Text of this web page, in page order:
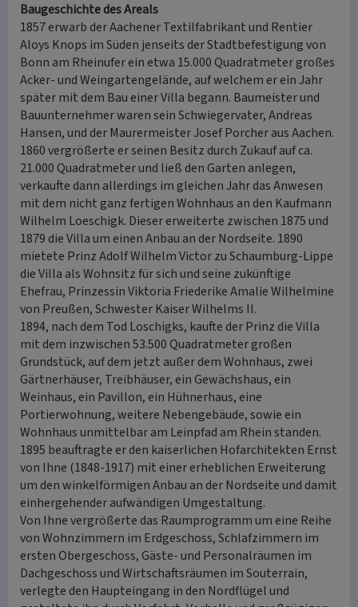
Baugeschichte des Areals
1857 erwarb der Aachener Textilfabrikant und Rentier
Aloys Knops im Süden jenseits der Stadtbefestigung von
Bonn am Rheinufer ein etwa 15.000 Quadratmeter großes
Acker- und Weingartengelände, auf welchem er ein Jahr
später mit dem Bau einer Villa begann. Baumeister und
Bauunternehmer waren sein Schwiegervater, Andreas
Hansen, und der Maurermeister Josef Porcher aus Aachen.
1860 vergrößerte er seinen Besitz durch Zukauf auf ca.
21.000 Quadratmeter und ließ den Garten anlegen,
verkaufte dann allerdings im gleichen Jahr das Anwesen
mit dem nicht ganz fertigen Wohnhaus an den Kaufmann
Wilhelm Loeschigk. Dieser erweiterte zwischen 1875 und
1879 die Villa um einen Anbau an der Nordseite. 1890
mietete Prinz Adolf Wilhelm Victor zu Schaumburg-Lippe
die Villa als Wohnsitz für sich und seine zukünftige
Ehefrau, Prinzessin Viktoria Friederike Amalie Wilhelmine
von Preußen, Schwester Kaiser Wilhelms II.
1894, nach dem Tod Loschigks, kaufte der Prinz die Villa
mit dem inzwischen 53.500 Quadratmeter großen
Grundstück, auf dem jetzt außer dem Wohnhaus, zwei
Gärtnerhäuser, Treibhäuser, ein Gewächshaus, ein
Weinhaus, ein Pavillon, ein Hühnerhaus, eine
Portierwohnung, weitere Nebengebäude, sowie ein
Wohnhaus unmittelbar am Leinpfad am Rhein standen.
1895 beauftragte er den kaiserlichen Hofarchitekten Ernst
von Ihne (1848-1917) mit einer erheblichen Erweiterung
um den winkelförmigen Anbau an der Nordseite und damit
einhergehender aufwändigen Umgestaltung.
Von Ihne vergrößerte das Raumprogramm um eine Reihe
von Wohnzimmern im Erdgeschoss, Schlafzimmern im
ersten Obergeschoss, Gäste- und Personalräumen im
Dachgeschoss und Wirtschaftsräumen im Souterrain,
verlegte den Haupteingang in den Nordflügel und